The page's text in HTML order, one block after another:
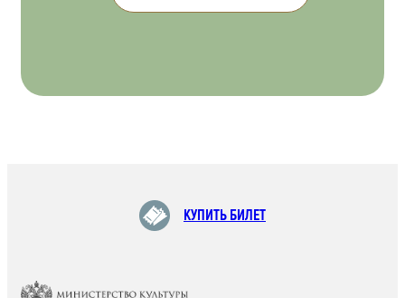
КУПИТЬ БИЛЕТ